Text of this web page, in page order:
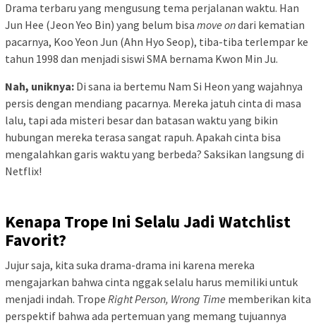
Drama terbaru yang mengusung tema perjalanan waktu. Han
Jun Hee (Jeon Yeo Bin) yang belum bisa move ondari kematian
pacarnya, Koo Yeon Jun (Ahn Hyo Seop), tiba-tiba terlempar ke
tahun 1998 dan menjadi siswi SMA bernama Kwon Min Ju.
Nah, uniknya: Di sana ia bertemu Nam Si Heon yang wajahnya
persis dengan mendiang pacarnya. Mereka jatuh cinta di masa
lalu, tapi ada misteri besar dan batasan waktu yang bikin
hubungan mereka terasa sangat rapuh. Apakah cinta bisa
mengalahkan garis waktu yang berbeda? Saksikan langsung di
Netflix!
Kenapa Trope Ini Selalu Jadi Watchlist
Favorit?
Jujur saja, kita suka drama-drama ini karena mereka
mengajarkan bahwa cinta nggak selalu harus memiliki untuk
menjadi indah. Trope Right Person, Wrong Time memberikan kita
perspektif bahwa ada pertemuan yang memang tujuannya